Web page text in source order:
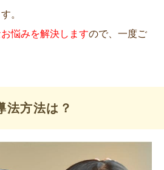
。
悩みを解決しますので、一度ご
法方法は？